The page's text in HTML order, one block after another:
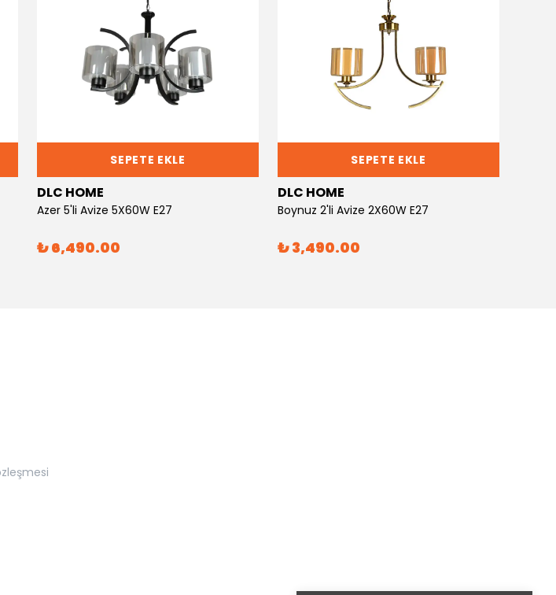
SEPETE EKLE
DLC HOME
Azer 5'li Avize 5X60W E27
₺ 6,490.00
SEPETE EKLE
DLC HOME
Boynuz 2'li Avize 2X60W E27
₺ 3,490.00